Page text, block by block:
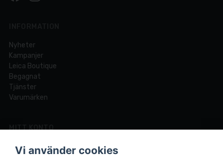
Nyheter
Kampanjer
Leica Boutique
Begagnat
Tjänster
Varumärken
MITT KONTO
Logga in
Registrera dig
Vi använder cookies